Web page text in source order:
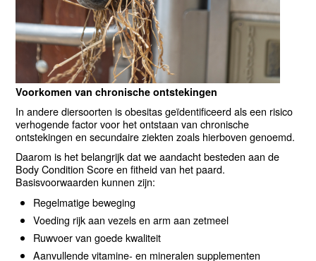
Voorkomen van chronische ontstekingen
In andere diersoorten is obesitas geïdentificeerd als een risico
verhogende factor voor het ontstaan van chronische
ontstekingen en secundaire ziekten zoals hierboven genoemd.
Daarom is het belangrijk dat we aandacht besteden aan de
Body Condition Score en fitheid van het paard.
Basisvoorwaarden kunnen zijn:
Regelmatige beweging
Voeding rijk aan vezels en arm aan zetmeel
Ruwvoer van goede kwaliteit
Aanvullende vitamine- en mineralen supplementen